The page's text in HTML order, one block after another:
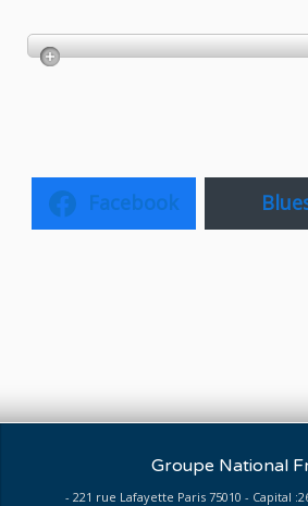
Facebook
Groupe National
- 221 rue Lafayette Paris 75010 - Capital